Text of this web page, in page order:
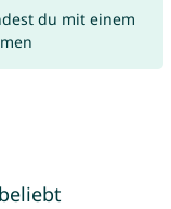
du mit einem